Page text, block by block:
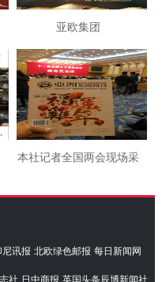
亚欧集团
本社记者全国两会现场采
访湖南代表团
尼讯报 北欧绿色邮报 每日新闻网
社 日中商报 英国头条辰博新闻社